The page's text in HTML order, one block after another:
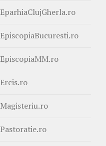
EparhiaClujGherla.ro
EpiscopiaBucuresti.ro
EpiscopiaMM.ro
Ercis.ro
Magisteriu.ro
Pastoratie.ro